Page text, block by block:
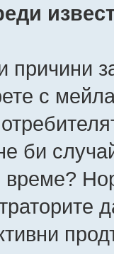
причини
с
би